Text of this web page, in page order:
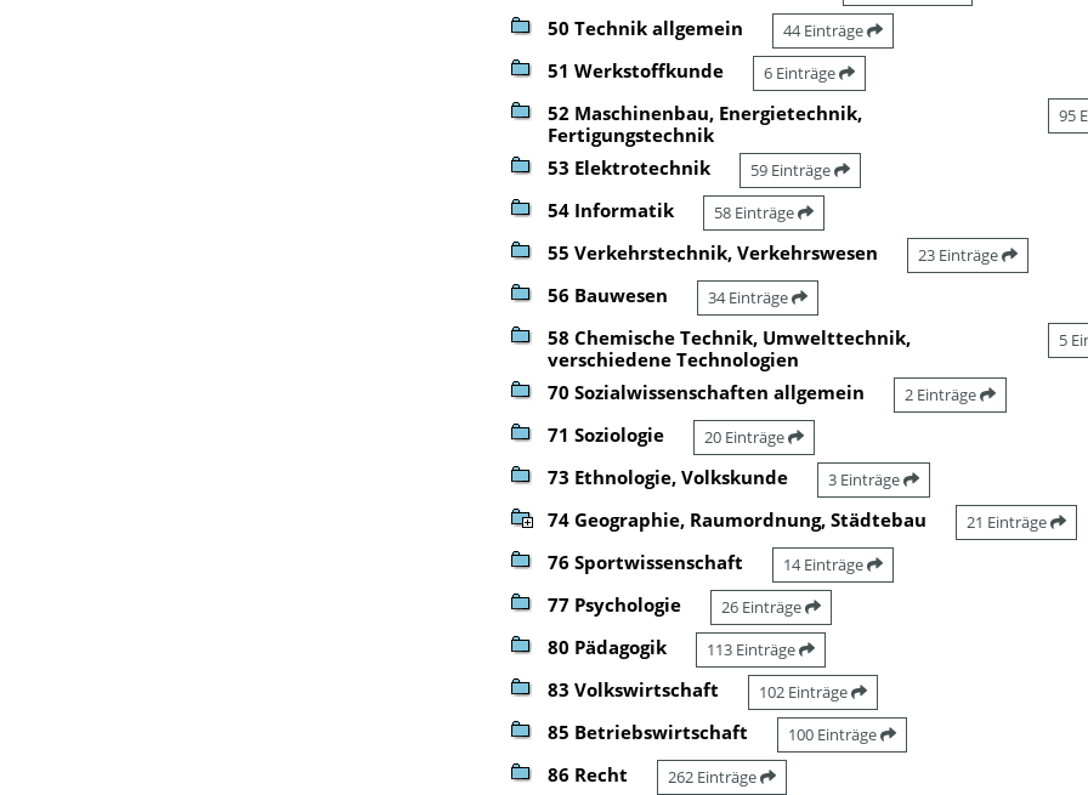
50 Technik allgemein 44 Einträge
51 Werkstoffkunde 6 Einträge
52 Maschinenbau, Energietechnik,
Fertigungstechnik
95
53 Elektrotechnik 59 Einträge
54 Informatik 58 Einträge
55 Verkehrstechnik, Verkehrswesen 23 Einträge
56 Bauwesen 34 Einträge
58 Chemische Technik, Umwelttechnik,
verschiedene Technologien
5
70 Sozialwissenschaften allgemein 2 Einträge
71 Soziologie 20 Einträge
73 Ethnologie, Volkskunde 3 Einträge
74 Geographie, Raumordnung, Städtebau 21 Einträge
76 Sportwissenschaft 14 Einträge
77 Psychologie 26 Einträge
80 Pädagogik 113 Einträge
83 Volkswirtschaft 102 Einträge
85 Betriebswirtschaft 100 Einträge
86 Recht 262 Einträge